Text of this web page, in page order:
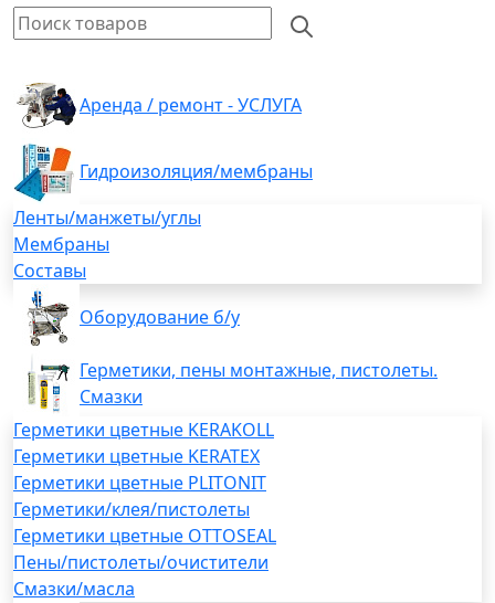
Аренда / ремонт - УСЛУГА
Гидроизоляция/мембраны
Ленты/манжеты/углы
Мембраны
Составы
Оборудование б/у
Герметики, пены монтажные, пистолеты.
Смазки
Герметики цветные KERAKOLL
Герметики цветные KERATEX
Герметики цветные PLITONIT
Герметики/клея/пистолеты
Герметики цветные OTTOSEAL
Пены/пистолеты/очистители
Смазки/масла